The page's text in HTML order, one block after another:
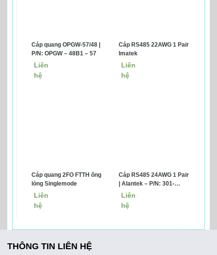
Cáp quang OPGW-57/48 |
P/N: OPGW – 48B1 – 57
Liên
hệ
Cáp RS485 22AWG 1 Pair
Imatek
Liên
hệ
Cáp quang 2FO FTTH ống
lỏng Singlemode
Liên
hệ
Cáp RS485 24AWG 1 Pair
| Alantek – P/N: 301-
RS5101-0500
Liên
hệ
THÔNG TIN LIÊN HỆ